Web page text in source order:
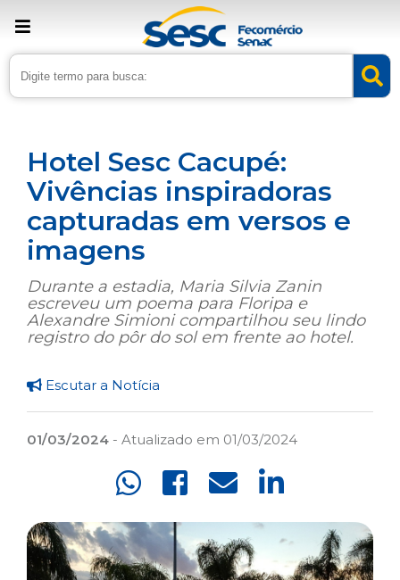
› Home › Noticias
Hotel Sesc Cacupé:
Vivências inspiradoras
capturadas em versos e
imagens
Durante a estadia, Maria Silvia Zanin
escreveu um poema para Floripa e
Alexandre Simioni compartilhou seu lindo
registro do pôr do sol em frente ao hotel.
Escutar a Notícia
01/03/2024 - Atualizado em 01/03/2024